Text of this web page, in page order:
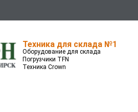
Техника для склада №1
Оборудование для склада
Погрузчики TFN
Техника Crown